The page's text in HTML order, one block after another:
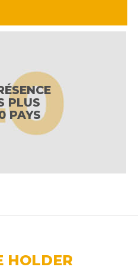
PLUS
PAYS
HOLDER